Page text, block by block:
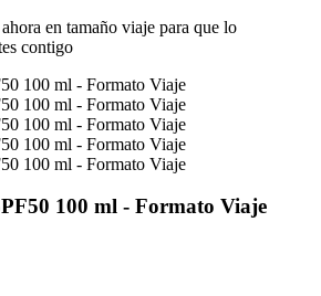
en tamaño viaje para que lo
contigo
100 ml - Formato Viaje